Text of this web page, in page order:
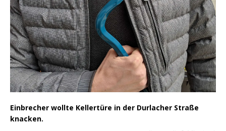
Einbrecher wollte Kellertüre in der Durlacher Straße
knacken.